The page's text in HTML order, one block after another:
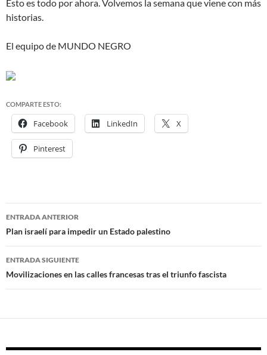
Esto es todo por ahora. Volvemos la semana que viene con más
historias.
El equipo de MUNDO NEGRO
COMPARTE ESTO:
Facebook LinkedIn X
Pinterest
Navegación
de
entradas
ENTRADA ANTERIOR
Plan israelí para impedir un Estado palestino
ENTRADA SIGUIENTE
Movilizaciones en las calles francesas tras el triunfo fascista